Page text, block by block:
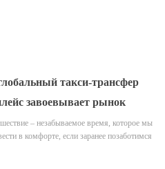
такси-трансфер
завоевывает рынок
– незабываемое время, которое мы
в комфорте, если заранее позаботимся